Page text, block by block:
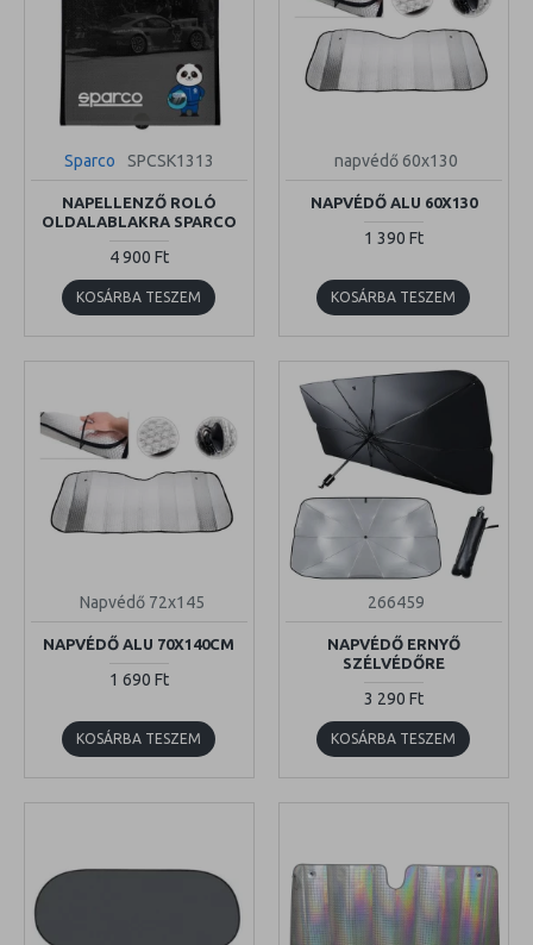
Sparco SPCSK1313
NAPELLENZŐ ROLÓ
OLDALABLAKRA SPARCO
4 900 Ft
KOSÁRBA TESZEM
napvédő 60x130
NAPVÉDŐ ALU 60X130
1 390 Ft
KOSÁRBA TESZEM
Napvédő 72x145
NAPVÉDŐ ALU 70X140CM
1 690 Ft
KOSÁRBA TESZEM
266459
NAPVÉDŐ ERNYŐ
SZÉLVÉDŐRE
3 290 Ft
KOSÁRBA TESZEM